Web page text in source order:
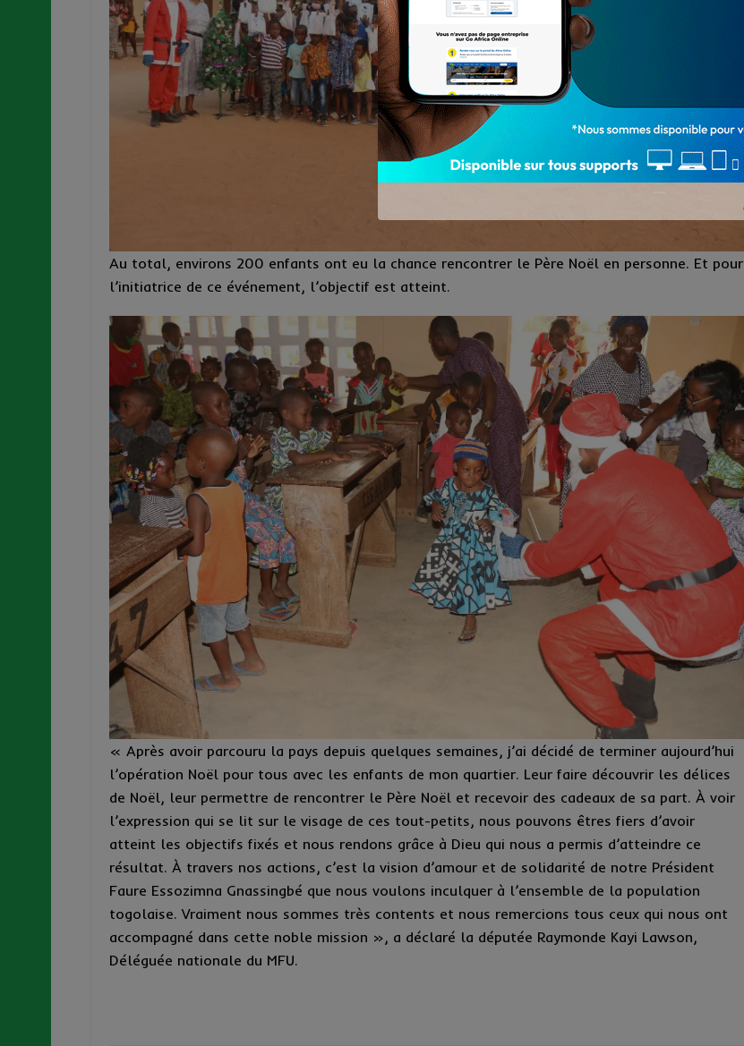
Au total, environs 200 enfants ont eu la chance rencontrer le Père Noël en personne. Et pour
l’initiatrice de ce événement, l’objectif est atteint.
« Après avoir parcouru la pays depuis quelques semaines, j’ai décidé de terminer aujourd’hui
l’opération Noël pour tous avec les enfants de mon quartier. Leur faire découvrir les délices
de Noël, leur permettre de rencontrer le Père Noël et recevoir des cadeaux de sa part. À voir
l’expression qui se lit sur le visage de ces tout-petits, nous pouvons êtres fiers d’avoir
atteint les objectifs fixés et nous rendons grâce à Dieu qui nous a permis d’atteindre ce
résultat. À travers nos actions, c’est la vision d’amour et de solidarité de notre Président
Faure Essozimna Gnassingbé que nous voulons inculquer à l’ensemble de la population
togolaise. Vraiment nous sommes très contents et nous remercions tous ceux qui nous ont
accompagné dans cette noble mission », a déclaré la députée Raymonde Kayi Lawson,
Déléguée nationale du MFU.